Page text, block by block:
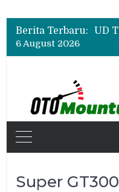
Berita Terbaru:
6 August 2026
Super GT300